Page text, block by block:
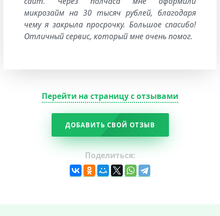
микрозайм на 30 тысяч рублей, благодаря
чему я закрыла просрочку. Большое спасибо!
Отличный сервис, который мне очень помог.
Перейти на страницу с отзывами
ДОБАВИТЬ СВОЙ ОТЗЫВ
Поделиться: